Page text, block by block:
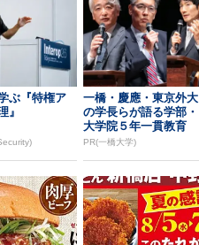
ぶ『特権ア
』
一橋・慶應・東京外大
の学長らが語る学部・
大学院５年一貫教育
PR(一橋大学)